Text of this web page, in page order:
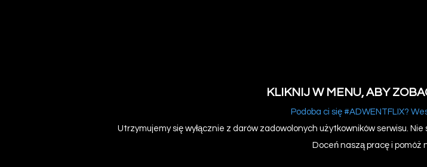
KLIKNIJ W MENU, ABY
Podoba ci się #ADWENTFLIX?
Utrzymujemy się wyłącznie z darów zadowolonych użytkowników serwisu.
Doceń naszą pracę i pomóż